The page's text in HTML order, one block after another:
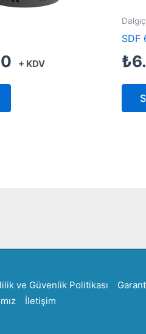
+ KDV
SDF
₺
ve Güvenlik Politikası
İletişim